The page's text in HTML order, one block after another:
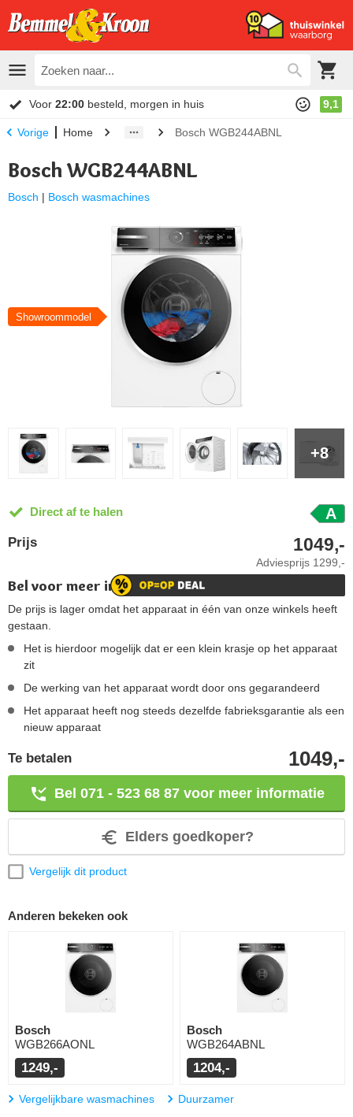
Voor 22:00 besteld, morgen in huis 9,1
Vorige Home Bosch WGB244ABNL
Bosch WGB244ABNL
Bosch | Bosch wasmachines
+8
Showroommodel
Direct af te halen A
Prijs
Adviesprijs 1299,-
1049,-
Bel voor meer informatie!
De prijs is lager omdat het apparaat in één van onze winkels heeft
gestaan.
Het is hierdoor mogelijk dat er een klein krasje op het apparaat
zit
De werking van het apparaat wordt door ons gegarandeerd
Het apparaat heeft nog steeds dezelfde fabrieksgarantie als een
nieuw apparaat
Te betalen 1049,-
Bel 071 - 523 68 87 voor meer informatie
Elders goedkoper?
Vergelijk dit product
Anderen bekeken ook
Bosch
WGB266AONL
1249,-
Bosch
WGB264ABNL
1204,-
Vergelijkbare wasmachines Duurzamer